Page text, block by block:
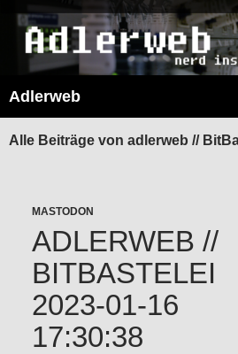
Adlerweb
SPRINGEN
Alle Beiträge von adlerweb //
MASTODON
ADLERWEB //
BITBASTELEI
2023-01-16
17:30:38